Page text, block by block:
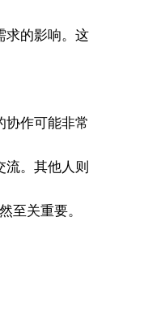
求的影响。这
协作可能非常
。其他人则
至关重要。